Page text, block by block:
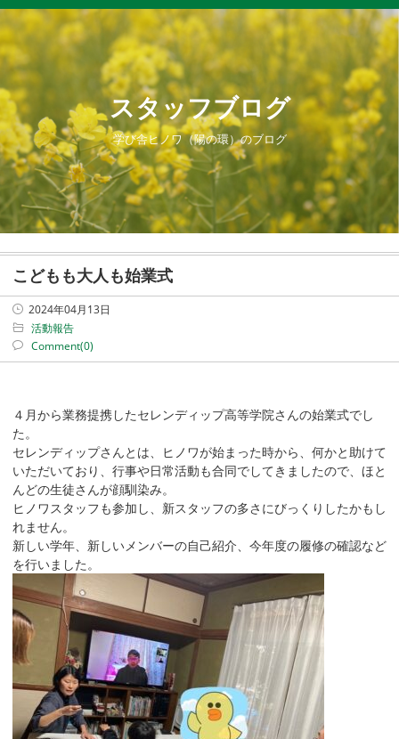
スタッフブログ
学び舎ヒノワ（陽の環）のブログ
こどもも大人も始業式
2024年04月13日
活動報告
Comment(0)
４月から業務提携したセレンディップ高等学院さんの始業式でし
た。
セレンディップさんとは、ヒノワが始まった時から、何かと助けて
いただいており、行事や日常活動も合同でしてきましたので、ほと
んどの生徒さんが顔馴染み。
ヒノワスタッフも参加し、新スタッフの多さにびっくりしたかもし
れません。
新しい学年、新しいメンバーの自己紹介、今年度の履修の確認など
を行いました。